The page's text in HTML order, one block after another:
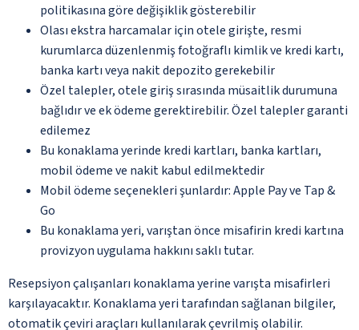
politikasına göre değişiklik gösterebilir
Olası ekstra harcamalar için otele girişte, resmi
kurumlarca düzenlenmiş fotoğraflı kimlik ve kredi kartı,
banka kartı veya nakit depozito gerekebilir
Özel talepler, otele giriş sırasında müsaitlik durumuna
bağlıdır ve ek ödeme gerektirebilir. Özel talepler garanti
edilemez
Bu konaklama yerinde kredi kartları, banka kartları,
mobil ödeme ve nakit kabul edilmektedir
Mobil ödeme seçenekleri şunlardır: Apple Pay ve Tap &
Go
Bu konaklama yeri, varıştan önce misafirin kredi kartına
provizyon uygulama hakkını saklı tutar.
Resepsiyon çalışanları konaklama yerine varışta misafirleri
karşılayacaktır. Konaklama yeri tarafından sağlanan bilgiler,
otomatik çeviri araçları kullanılarak çevrilmiş olabilir.